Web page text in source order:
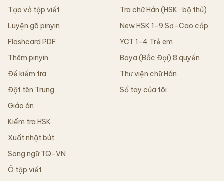
Tạo vở tập viết
Luyện gõ pinyin
Flashcard PDF
Thêm pinyin
Đề kiểm tra
Đặt tên Trung
Giáo án
Kiểm tra HSK
Xuất nhật bút
Song ngữ TQ-VN
Ô tập viết
Tra chữ Hán (HSK · bộ thủ)
New HSK 1-9 Sơ–Cao cấp
YCT 1-4 Trẻ em
Boya (Bắc Đại) 8 quyển
Thư viện chữ Hán
Sổ tay của tôi